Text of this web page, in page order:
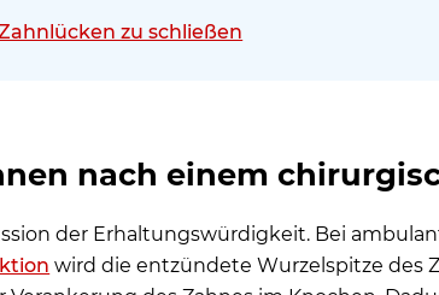
zu schließen
nach einem
der Erhaltungswürdigkeit. Bei
wird die entzündete Wurzelspitze des